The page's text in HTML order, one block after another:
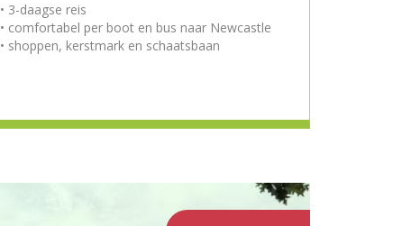
• 3-daagse reis
• comfortabel per boot en bus naar Newcastle
• shoppen, kerstmark en schaatsbaan